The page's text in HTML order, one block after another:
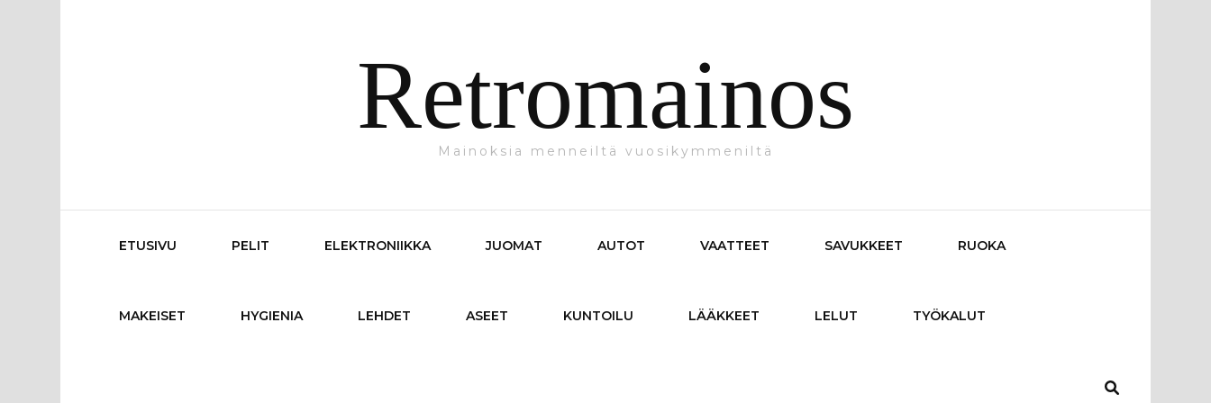
Retromainos
Mainoksia menneiltä vuosikymmeniltä
ETUSIVU PELIT ELEKTRONIIKKA JUOMAT AUTOT VAATTEET SAVUKKEET RUOKA
MAKEISET HYGIENIA LEHDET ASEET KUNTOILU LÄÄKKEET LELUT TYÖKALUT